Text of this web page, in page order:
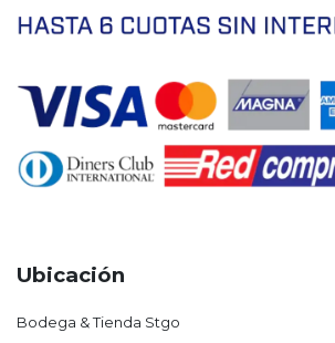
Ubicación
Bodega & Tienda Stgo